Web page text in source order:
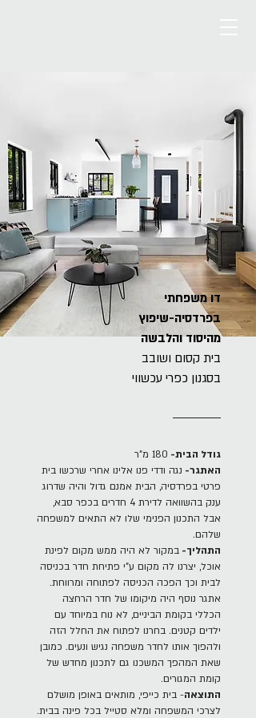
דו משפחתי
בפרדסיה-שיפוץ
מהיסוד והלבשה
בית קסום ושובב
בסגנון כפרי עכשווי
גודל הבית- 180 מ"ר
האתגר- נגה ודדי פנו אלינו אחרי שרכשו בית
פרטי בפרדסיה, הבית אמנם גדול והיה שדרוג
ענק בהשוואה לדירת 4 חדרים בכפר סבא,
אבל התכנון הפנימי שלו לא התאים למשפחה
שלהם.
התהליך- במקור לא היה ממש מקום לפינת
אוכל, יצרנו לה מקום ע"י פתיחת חדר בכניסה
לבית וכך הפכה הכניסה לפתוחה ומרווחת.
אתגר נוסף היה מיקומו של חדר הרחצה
הכללי בקומת הביניים, לא נוח במיוחד עם
ילדים קטנים. בחרנו לפתוח את החלל הזה
ולהפוך אותו לחדר משפחה נגיש ונעים. כמובן
שאת המהפך המשכנו גם לתכנון מחדש של
קומת המגורים.
התוצאה- בית כייפי, מותאים באופן מושלם
לצרכי המשפחה ומלא סטייל בכל פינה בבית.